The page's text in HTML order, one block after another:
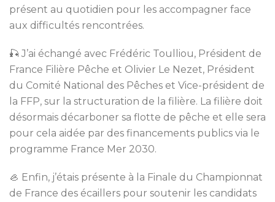
présent au quotidien pour les accompagner face
aux difficultés rencontrées.
🎣 J’ai échangé avec Frédéric Toulliou, Président de
France Filière Pêche et Olivier Le Nezet, Président
du Comité National des Pêches et Vice-président de
la FFP, sur la structuration de la filière. La filière doit
désormais décarboner sa flotte de pêche et elle sera
pour cela aidée par des financements publics via le
programme France Mer 2030.
🦪 Enfin, j’étais présente à la Finale du Championnat
de France des écaillers pour soutenir les candidats